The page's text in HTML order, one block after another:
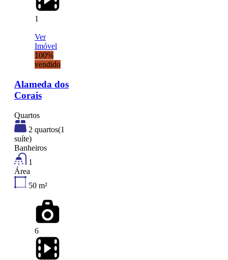
1
Ver
Imóvel
100%
vendido
Alameda dos
Corais
Quartos
2 quartos(1
suíte)
Banheiros
1
Área
50 m²
6